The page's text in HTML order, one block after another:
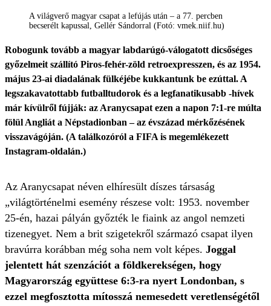
A világverő magyar csapat a lefújás után – a 77. percben
becserélt kapussal, Gellér Sándorral (Fotó: vmek.niif.hu)
Robogunk tovább a magyar labdarúgó-válogatott dicsőséges
győzelmeit szállító Piros-fehér-zöld retroexpresszen, és az 1954.
május 23-ai diadalának fülkéjébe kukkantunk be ezúttal. A
legszakavatottabb futballtudorok és a legfanatikusabb -hívek
már kívülről fújják: az Aranycsapat ezen a napon 7:1-re múlta
fölül Angliát a Népstadionban – az évszázad mérkőzésének
visszavágóján. (A találkozóról a FIFA is megemlékezett
Instagram-oldalán.)
Az Aranycsapat néven elhíresült díszes társaság
„világtörténelmi esemény részese volt: 1953. november
25-én, hazai pályán győzték le fiaink az angol nemzeti
tizenegyet. Nem a brit szigetekről származó csapat ilyen
bravúrra korábban még soha nem volt képes. Joggal
jelentett hát szenzációt a földkerekségen, hogy
Magyarország együttese 6:3-ra nyert Londonban, s
ezzel megfosztotta mítosszá nemesedett veretlenségétől